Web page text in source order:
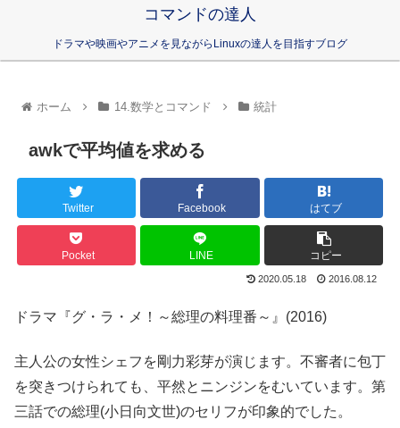
コマンドの達人
ドラマや映画やアニメを見ながらLinuxの達人を目指すブログ
ホーム 14.数学とコマンド 統計
awkで平均値を求める
Twitter Facebook はてブ
Pocket LINE コピー
2020.05.18 2016.08.12
ドラマ『グ・ラ・メ！～総理の料理番～』(2016)
主人公の女性シェフを剛力彩芽が演じます。不審者に包丁
を突きつけられても、平然とニンジンをむいています。第
三話での総理(小日向文世)のセリフが印象的でした。